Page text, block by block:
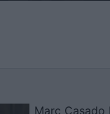
Marc